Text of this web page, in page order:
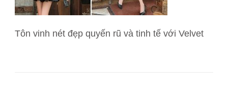
Tôn vinh nét đẹp quyến rũ và tinh tế với Velvet